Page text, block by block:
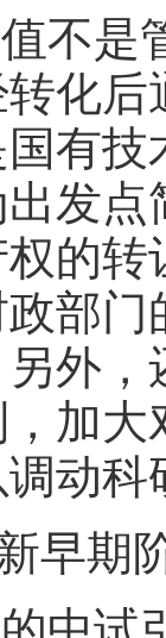
不是
化
有
发
的
部
外
加
动
早期